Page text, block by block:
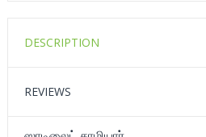
DESCRIPTION
REVIEWS